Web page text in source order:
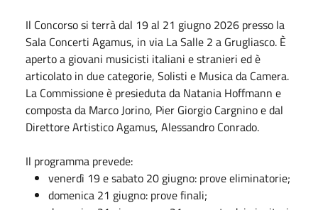
Il Concorso si terrà dal 19 al 21 giugno 2026 presso la
Sala Concerti Agamus, in via La Salle 2 a Grugliasco. È
aperto a giovani musicisti italiani e stranieri ed è
articolato in due categorie, Solisti e Musica da Camera.
La Commissione è presieduta da Natania Hoffmann e
composta da Marco Jorino, Pier Giorgio Cargnino e dal
Direttore Artistico Agamus, Alessandro Conrado.
Il programma prevede:
venerdì 19 e sabato 20 giugno: prove eliminatorie;
domenica 21 giugno: prove finali;